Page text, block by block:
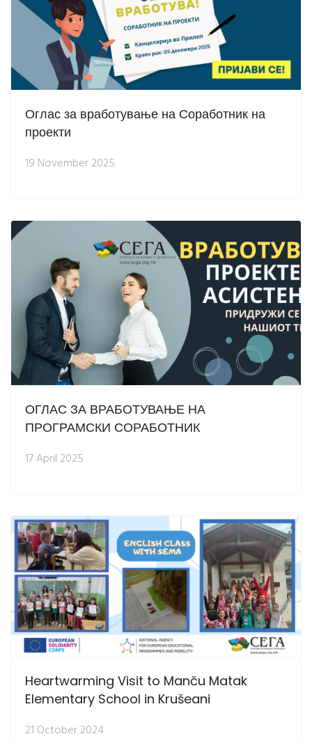
Оглас за вработување на Соработник на
проекти
19 November 2025
ОГЛАС ЗА ВРАБОТУВАЊЕ НА
ПРОГРАМСКИ СОРАБОТНИК
17 April 2025
Heartwarming Visit to Manču Matak
Elementary School in Krušeani
21 October 2024